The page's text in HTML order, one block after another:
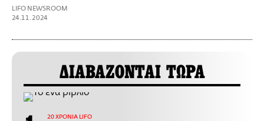
LIFO NEWSROOM
24.11.2024
ΔΙΑΒΑΖΟΝΤΑΙ ΤΩΡΑ
20 ΧΡΟΝΙΑ LIFO